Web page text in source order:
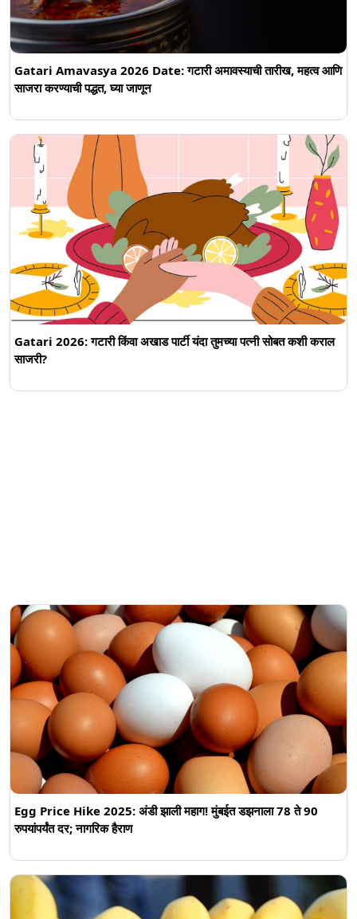
Gatari Amavasya 2026 Date: गटारी अमावस्याची तारीख, महत्व आणि
साजरा करण्याची पद्धत, घ्या जाणून
Gatari 2026: गटारी किंवा अखाड पार्टी यंदा तुमच्या पत्नी सोबत कशी कराल
साजरी?
Egg Price Hike 2025: अंडी झाली महाग! मुंबईत डझनाला 78 ते 90
रुपयांपर्यंत दर; नागरिक हैराण